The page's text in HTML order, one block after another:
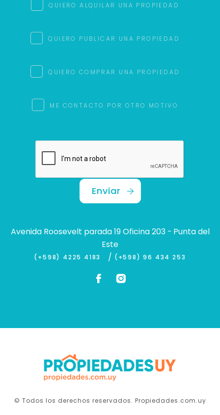
QUIERO ALQUILAR UNA PROPIEDAD
QUIERO PUBLICAR UNA PROPIEDAD
QUIERO COMPRAR UNA PROPIEDAD
ME CONTACTO POR OTRO MOTIVO
Enviar
Avenida Roosevelt parada 19 Oficina 203 - Punta del
Este
(+598) 4225 4183 / (+598) 96 434 253
© Todos los derechos reservados. Propiedades.com.uy